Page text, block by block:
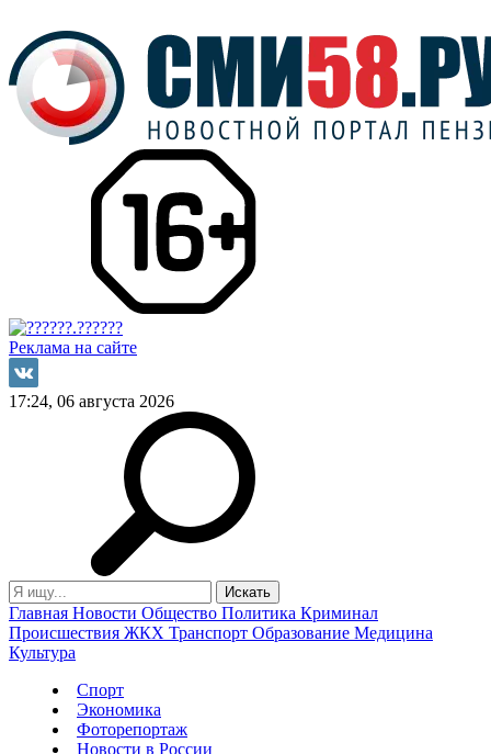
Реклама на сайте
17:24, 06 августа 2026
Главная Новости Общество Политика Криминал
Происшествия ЖКХ Транспорт Образование Медицина
Культура
Спорт
Экономика
Фоторепортаж
Новости в России